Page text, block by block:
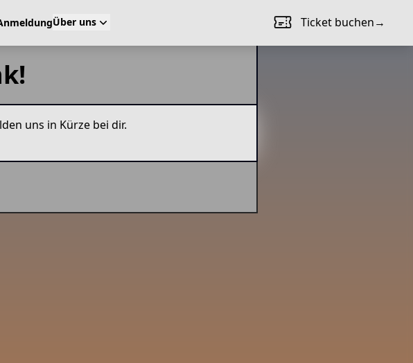
Über uns Ticket buchen→
uns in Kürze bei dir.